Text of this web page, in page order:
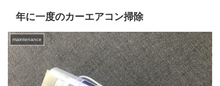
年に一度のカーエアコン掃除
maintenance